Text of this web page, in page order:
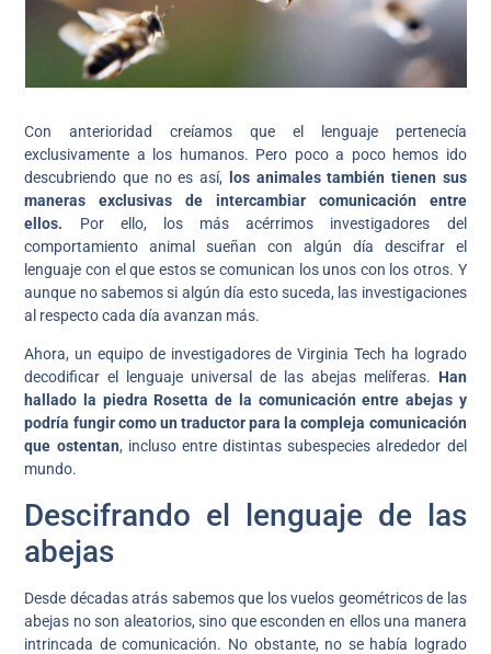
Con anterioridad creíamos que el lenguaje pertenecía
exclusivamente a los humanos. Pero poco a poco hemos ido
descubriendo que no es así,
los animales también tienen sus
maneras exclusivas de intercambiar comunicación entre
ellos. Por ello, los más acérrimos investigadores del
comportamiento animal sueñan con algún día descifrar el
lenguaje con el que estos se comunican los unos con los otros. Y
aunque no sabemos si algún día esto suceda, las investigaciones
al respecto cada día avanzan más.
Ahora, un equipo de investigadores de Virginia Tech ha logrado
decodificar el lenguaje universal de las abejas melíferas. Han
hallado la piedra Rosetta de la comunicación entre abejas y
podría fungir como un traductor para la compleja comunicación
que ostentan, incluso entre distintas subespecies alrededor del
mundo.
Descifrando el lenguaje de las
abejas
Desde décadas atrás sabemos que los vuelos geométricos de las
abejas no son aleatorios, sino que esconden en ellos una manera
intrincada de comunicación. No obstante, no se había logrado